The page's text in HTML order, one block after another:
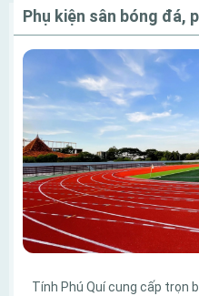
Phụ kiện sân bóng đá,
Tính Phú Quí cung cấp trọn